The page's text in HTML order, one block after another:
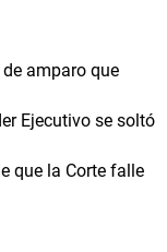
amparo que
Ejecutivo se soltó
que la Corte falle